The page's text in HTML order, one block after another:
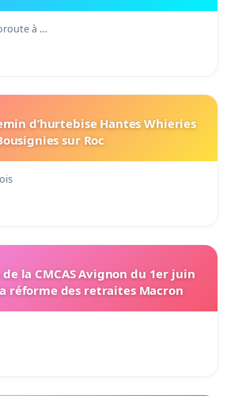
à …
d’hurtebise Hantes Whieries
sur Roc
de la CMCAS Avignon du 1er juin
réforme des retraites Macron